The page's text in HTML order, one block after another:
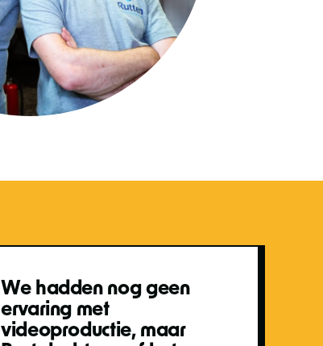
We hadden nog geen
ervaring met
videoproductie, maar